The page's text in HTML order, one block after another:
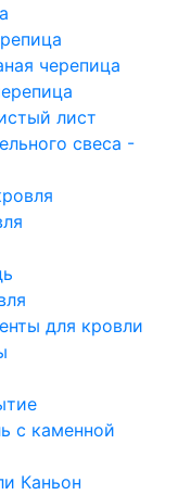
черепица
лист
свеса -
для кровли
с каменной
Каньон